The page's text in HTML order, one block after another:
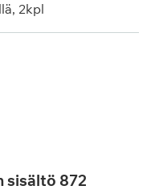
2kpl
sisältö 872